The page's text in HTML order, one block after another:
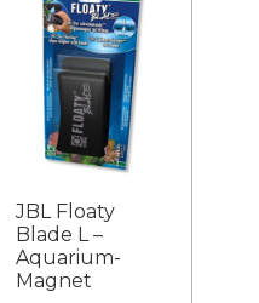
JBL Floaty
Blade L –
Aquarium-
Magnet